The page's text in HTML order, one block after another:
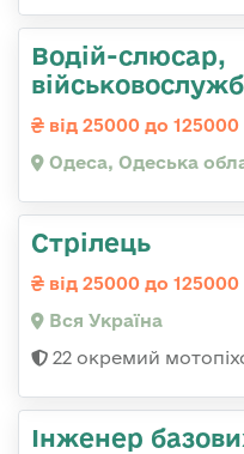
Водій-слюсаp,
від 25000 до 125000
Одеса, Одеська
Стрілець
від 25000 до 125000
Вся Україна
22 окремий
Інженер